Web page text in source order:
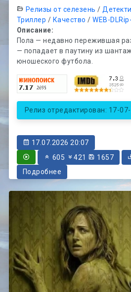
Релизы от селезень /
Триллер / Качество /WEB-
Описание:
Пола — недавно пережившая
— попадает в паутину из
юношеского футбола.
Релиз отредактирован: 17-
17.07.2026 20:07
605
421 1657
Подробнее